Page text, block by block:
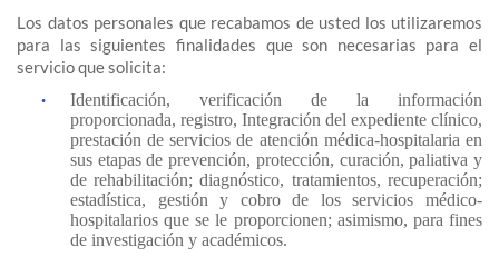
Los datos personales que recabamos de usted los utilizaremos
para las siguientes finalidades que son necesarias para el
servicio que solicita:
Identificación, verificación de la información
proporcionada, registro, Integración del expediente clínico,
prestación de servicios de atención médica-hospitalaria en
sus etapas de prevención, protección, curación, paliativa y
de rehabilitación; diagnóstico, tratamientos, recuperación;
estadística, gestión y cobro de los servicios médico-
hospitalarios que se le proporcionen; asimismo, para fines
de investigación y académicos.